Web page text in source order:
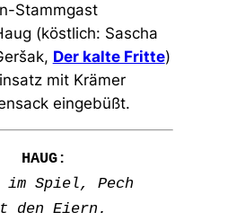
Stammgast
(köstlich: Sascha
Der kalte Fritte)
mit Krämer
eingebüßt.
HAUG:
im Spiel, Pech
den Eiern.